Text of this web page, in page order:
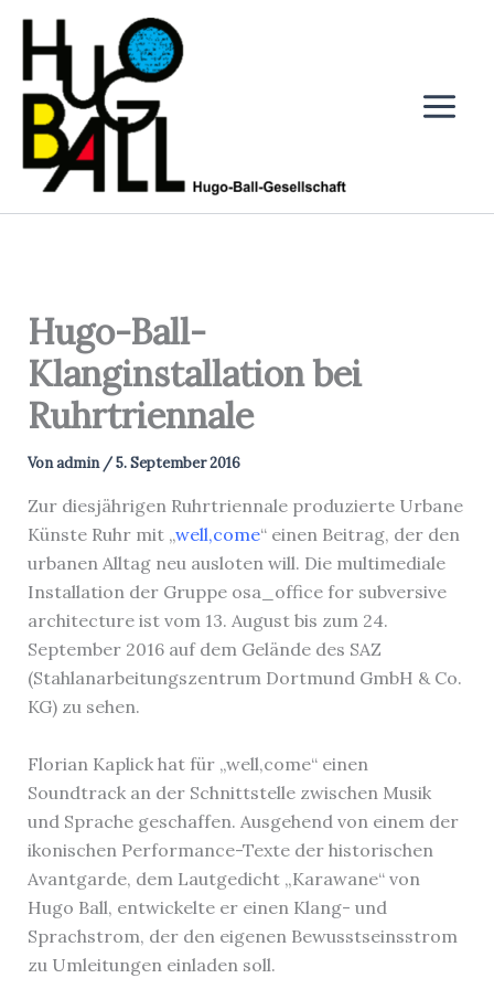
Zum
Inhalt
Hugo-Ball-
Klanginstallation bei
Ruhrtriennale
Vonadmin /5. September 2016
Zur diesjährigen Ruhrtriennale produzierte Urbane
Künste Ruhr mit „well,come“ einen Beitrag, der den
urbanen Alltag neu ausloten will. Die multimediale
Installation der Gruppe osa_office for subversive
architecture ist vom 13. August bis zum 24.
September 2016 auf dem Gelände des SAZ
(Stahlanarbeitungszentrum Dortmund GmbH & Co.
KG) zu sehen.
Florian Kaplick hat für „well,come“ einen
Soundtrack an der Schnittstelle zwischen Musik
und Sprache geschaffen. Ausgehend von einem der
ikonischen Performance-Texte der historischen
Avantgarde, dem Lautgedicht „Karawane“ von
Hugo Ball, entwickelte er einen Klang- und
Sprachstrom, der den eigenen Bewusstseinsstrom
zu Umleitungen einladen soll.